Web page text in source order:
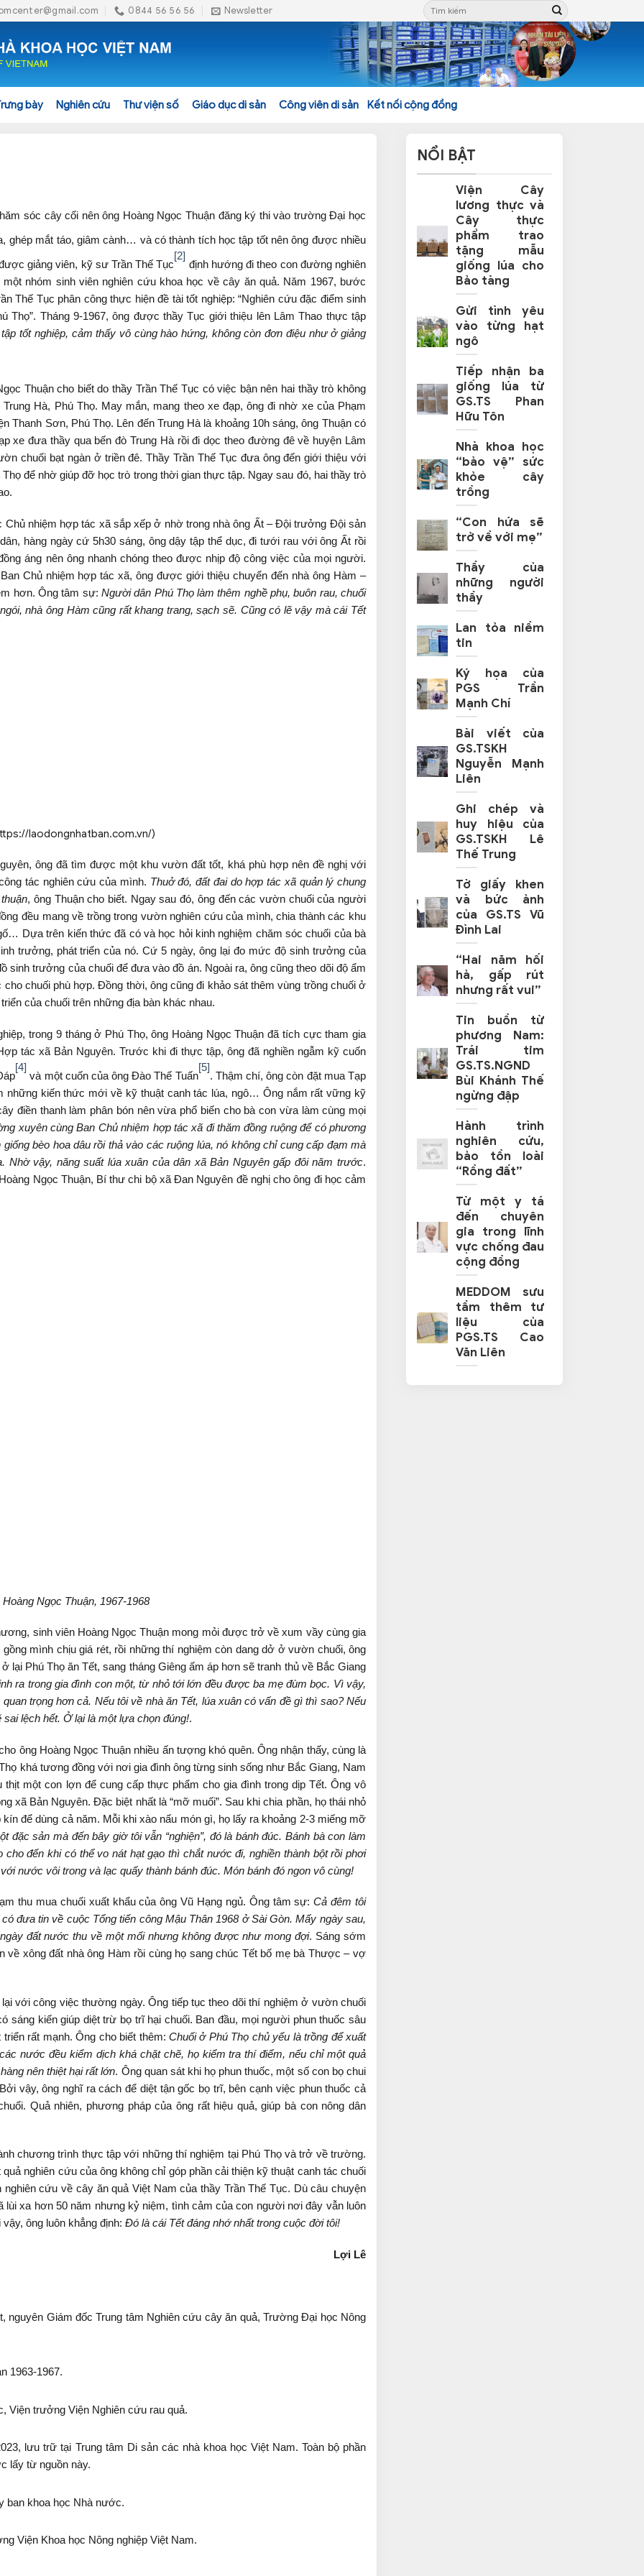
0844 56 56 56 Newsletter
bày Nghiên cứu Thư viện số Giáo dục di sản Công viên di sản Kết nối cộng đồng
sóc cây cối nên ông Hoàng Ngọc Thuận đăng ký thi vào trường Đại học
ghép mắt táo, giâm cành… và có thành tích học tập tốt nên ông được nhiều
giảng viên, kỹ sư Trần Thế Tục
[2]
định hướng đi theo con đường nghiên
nhóm sinh viên nghiên cứu khoa học về cây ăn quả. Năm 1967, bước
Thế Tục phân công thực hiện đề tài tốt nghiệp: “Nghiên cứu đặc điểm sinh
Thọ”. Tháng 9-1967, ông được thầy Tục giới thiệu lên Lâm Thao thực tập
tốt nghiệp, cảm thấy vô cùng hào hứng, không còn đơn điệu như ở giảng
Thuận cho biết do thầy Trần Thế Tục có việc bận nên hai thầy trò không
Hà, Phú Thọ. May mắn, mang theo xe đạp, ông đi nhờ xe của Phạm
Thanh Sơn, Phú Thọ. Lên đến Trung Hà là khoảng 10h sáng, ông Thuận có
xe đưa thầy qua bến đò Trung Hà rồi đi dọc theo đường đê về huyện Lâm
chuối bạt ngàn ở triền đê. Thầy Trần Thế Tục đưa ông đến giới thiệu với
để nhờ giúp đỡ học trò trong thời gian thực tập. Ngay sau đó, hai thầy trò
nhiệm hợp tác xã sắp xếp ở nhờ trong nhà ông Ất – Đội trưởng Đội sản
hàng ngày cứ 5h30 sáng, ông dậy tập thể dục, đi tưới rau với ông Ất rồi
áng nên ông nhanh chóng theo được nhịp độ công việc của mọi người.
Chủ nhiệm hợp tác xã, ông được giới thiệu chuyển đến nhà ông Hàm –
hơn. Ông tâm sự: Người dân Phú Thọ làm thêm nghề phụ, buôn rau, chuối
nhà ông Hàm cũng rất khang trang, sạch sẽ. Cũng có lẽ vậy mà cái Tết
laodongnhatban.com.vn/)
ông đã tìm được một khu vườn đất tốt, khá phù hợp nên đề nghị với
tác nghiên cứu của mình. Thuở đó, đất đai do hợp tác xã quản lý chung
, ông Thuận cho biết. Ngay sau đó, ông đến các vườn chuối của người
đều mang về trồng trong vườn nghiên cứu của mình, chia thành các khu
Dựa trên kiến thức đã có và học hỏi kinh nghiệm chăm sóc chuối của bà
trưởng, phát triển của nó. Cứ 5 ngày, ông lại đo mức độ sinh trưởng của
trưởng của chuối để đưa vào đồ án. Ngoài ra, ông cũng theo dõi độ ẩm
chuối phù hợp. Đồng thời, ông cũng đi khảo sát thêm vùng trồng chuối ở
của chuối trên những địa bàn khác nhau.
trong 9 tháng ở Phú Thọ, ông Hoàng Ngọc Thuận đã tích cực tham gia
tác xã Bản Nguyên. Trước khi đi thực tập, ông đã nghiền ngẫm kỹ cuốn
[4]
và một cuốn của ông Đào Thế Tuấn
[5]
. Thậm chí, ông còn đặt mua Tạp
những kiến thức mới về kỹ thuật canh tác lúa, ngô… Ông nắm rất vững kỹ
điền thanh làm phân bón nên vừa phổ biến cho bà con vừa làm cùng mọi
xuyên cùng Ban Chủ nhiệm hợp tác xã đi thăm đồng ruộng để có phương
bèo hoa dâu rồi thả vào các ruộng lúa, nó không chỉ cung cấp đạm mà
vậy, năng suất lúa xuân của dân xã Bản Nguyên gấp đôi năm trước.
Ngọc Thuận, Bí thư chi bộ xã Đan Nguyên đề nghị cho ông đi học cảm
Ngọc Thuận, 1967-1968
sinh viên Hoàng Ngọc Thuận mong mỏi được trở về xum vầy cùng gia
mình chịu giá rét, rồi những thí nghiệm còn dang dở ở vườn chuối, ông
lại Phú Thọ ăn Tết, sang tháng Giêng ấm áp hơn sẽ tranh thủ về Bắc Giang
ra trong gia đình con một, từ nhỏ tới lớn đều được ba mẹ đùm bọc. Vì vậy,
trọng hơn cả. Nếu tôi về nhà ăn Tết, lúa xuân có vấn đề gì thì sao? Nếu
lệch hết. Ở lại là một lựa chọn đúng!.
ông Hoàng Ngọc Thuận nhiều ấn tượng khó quên. Ông nhận thấy, cùng là
khá tương đồng với nơi gia đình ông từng sinh sống như Bắc Giang, Nam
một con lợn để cung cấp thực phẩm cho gia đình trong dịp Tết. Ông vô
xã Bản Nguyên. Đặc biệt nhất là “mỡ muối”. Sau khi chia phần, họ thái nhỏ
để dùng cả năm. Mỗi khi xào nấu món gì, họ lấy ra khoảng 2-3 miếng mỡ
đặc sản mà đến bây giờ tôi vẫn “nghiện”, đó là bánh đúc. Bánh bà con làm
đến khi có thể vo nát hạt gạo thì chắt nước đi, nghiền thành bột rồi phơi
nước vôi trong và lạc quấy thành bánh đúc. Món bánh đó ngon vô cùng!
thu mua chuối xuất khẩu của ông Vũ Hạng ngủ. Ông tâm sự:Cả đêm tôi
đưa tin về cuộc Tổng tiến công Mậu Thân 1968 ở Sài Gòn. Mấy ngày sau,
đất nước thu về một mối nhưng không được như mong đợi. Sáng sớm
về xông đất nhà ông Hàm rồi cùng họ sang chúc Tết bố mẹ bà Thược – vợ
với công việc thường ngày. Ông tiếp tục theo dõi thí nghiệm ở vườn chuối
sáng kiến giúp diệt trừ bọ trĩ hại chuối. Ban đầu, mọi người phun thuốc sâu
rất mạnh. Ông cho biết thêm: Chuối ở Phú Thọ chủ yếu là trồng để xuất
nước đều kiểm dịch khá chặt chẽ, họ kiểm tra thí điểm, nếu chỉ một quả
nên thiệt hại rất lớn. Ông quan sát khi họ phun thuốc, một số con bọ chui
vậy, ông nghĩ ra cách để diệt tận gốc bọ trĩ, bên cạnh việc phun thuốc cả
Quả nhiên, phương pháp của ông rất hiệu quả, giúp bà con nông dân
chương trình thực tập với những thí nghiệm tại Phú Thọ và trở về trường.
nghiên cứu của ông không chỉ góp phần cải thiện kỹ thuật canh tác chuối
cứu về cây ăn quả Việt Nam của thầy Trần Thế Tục. Dù câu chuyện
xa hơn 50 năm nhưng kỷ niệm, tình cảm của con người nơi đây vẫn luôn
ông luôn khẳng định: Đó là cái Tết đáng nhớ nhất trong cuộc đời tôi!
Lợi Lê
nguyên Giám đốc Trung tâm Nghiên cứu cây ăn quả, Trường Đại học Nông
1963-1967.
Viện trưởng Viện Nghiên cứu rau quả.
lưu trữ tại Trung tâm Di sản các nhà khoa học Việt Nam. Toàn bộ phần
lấy từ nguồn này.
ban khoa học Nhà nước.
Viện Khoa học Nông nghiệp Việt Nam.
NỔI BẬT
Viện Cây
lương thực và
Cây thực
phẩm trao
tặng mẫu
giống lúa cho
Bảo tàng
Gửi tình yêu
vào từng hạt
ngô
Tiếp nhận ba
giống lúa từ
GS.TS Phan
Hữu Tôn
Nhà khoa học
“bảo vệ” sức
khỏe cây
trồng
“Con hứa sẽ
trở về với mẹ”
Thầy của
những người
thầy
Lan tỏa niềm
tin
Ký họa của
PGS Trần
Mạnh Chí
Bài viết của
GS.TSKH
Nguyễn Mạnh
Liên
Ghi chép và
huy hiệu của
GS.TSKH Lê
Thế Trung
Tờ giấy khen
và bức ảnh
của GS.TS Vũ
Đình Lai
“Hai năm hối
hả, gấp rút
nhưng rất vui”
Tin buồn từ
phương Nam:
Trái tim
GS.TS.NGND
Bùi Khánh Thế
ngừng đập
Hành trình
nghiên cứu,
bảo tồn loài
“Rồng đất”
Từ một y tá
đến chuyên
gia trong lĩnh
vực chống đau
cộng đồng
MEDDOM sưu
tầm thêm tư
liệu của
PGS.TS Cao
Văn Liên